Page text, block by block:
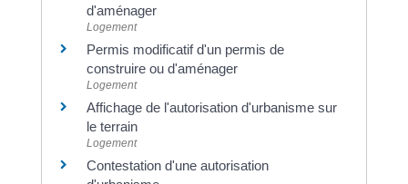
d'aménager
Logement
Permis modificatif d'un permis de
construire ou d'aménager
Logement
Affichage de l'autorisation d'urbanisme sur
le terrain
Logement
Contestation d'une autorisation